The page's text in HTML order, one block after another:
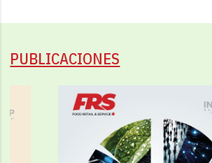
PUBLICACIONES